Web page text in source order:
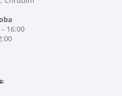
- 16:00